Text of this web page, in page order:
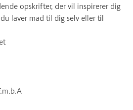
opskrifter, der vil inspirerer dig
laver mad til dig selv eller til